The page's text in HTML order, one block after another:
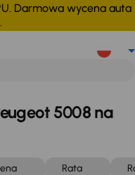
Darmowa wycena auta
.
5008 na
Rata